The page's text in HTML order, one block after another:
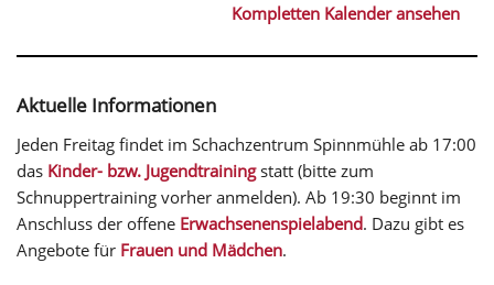
Kompletten Kalender ansehen
Aktuelle Informationen
Jeden Freitag findet im Schachzentrum Spinnmühle ab 17:00
das Kinder- bzw. Jugendtrainingstatt (bitte zum
Schnuppertraining vorher anmelden). Ab 19:30 beginnt im
Anschluss der offene Erwachsenenspielabend. Dazu gibt es
Angebote für Frauen und Mädchen.